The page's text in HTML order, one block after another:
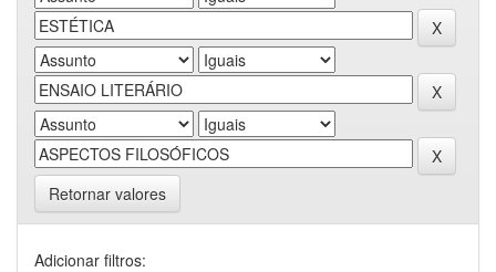
Retornar valores
Adicionar filtros: